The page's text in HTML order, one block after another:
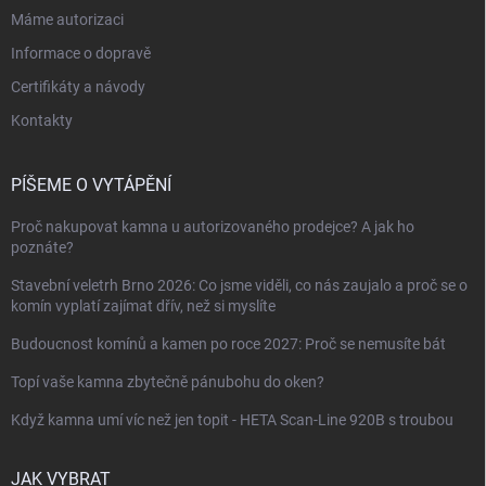
Máme autorizaci
Informace o dopravě
Certifikáty a návody
Kontakty
PÍŠEME O VYTÁPĚNÍ
Proč nakupovat kamna u autorizovaného prodejce? A jak ho
poznáte?
Stavební veletrh Brno 2026: Co jsme viděli, co nás zaujalo a proč se o
komín vyplatí zajímat dřív, než si myslíte
Budoucnost komínů a kamen po roce 2027: Proč se nemusíte bát
Topí vaše kamna zbytečně pánubohu do oken?
Když kamna umí víc než jen topit - HETA Scan-Line 920B s troubou
JAK VYBRAT